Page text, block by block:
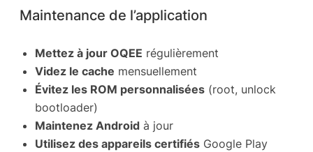
Maintenance de l’application
Mettez à jour OQEE régulièrement
Videz le cache mensuellement
Évitez les ROM personnalisées (root, unlock
bootloader)
Maintenez Android à jour
Utilisez des appareils certifiés Google Play